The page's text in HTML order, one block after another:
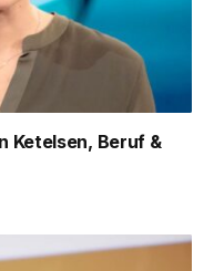
Ketelsen, Beruf &